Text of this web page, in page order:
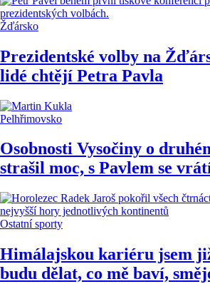
Žďársko
Prezidentské volby na
lidé chtějí Petra Pavla
Pelhřimovsko
Osobnosti Vysočiny o
strašil moc, s Pavlem se
Ostatní sporty
Himálajskou kariéru jsem
budu dělat, co mě baví,